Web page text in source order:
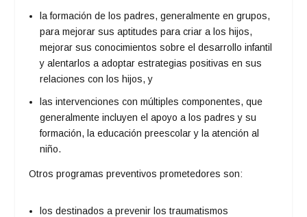
la formación de los padres, generalmente en grupos,
para mejorar sus aptitudes para criar a los hijos,
mejorar sus conocimientos sobre el desarrollo infantil
y alentarlos a adoptar estrategias positivas en sus
relaciones con los hijos, y
las intervenciones con múltiples componentes, que
generalmente incluyen el apoyo a los padres y su
formación, la educación preescolar y la atención al
niño.
Otros programas preventivos prometedores son:
los destinados a prevenir los traumatismos